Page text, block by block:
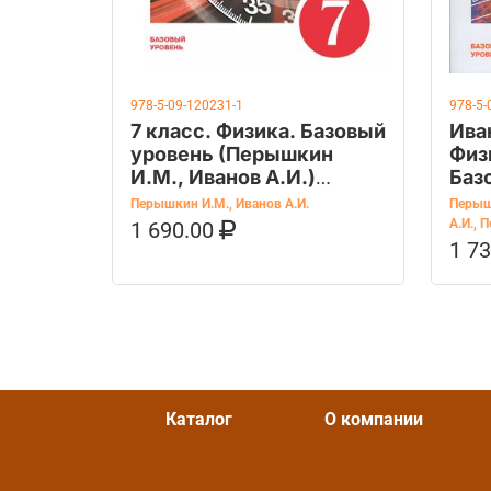
978-5-09-120231-1
7 класс. Физика. Базовый
уровень (Перышкин
И.М., Иванов А.И.)
Учебник
Перышкин И.М., Иванов А.И.
1 690.00
В КОРЗИНУ
978-5-
А.И.,
1 В
Каталог О компании